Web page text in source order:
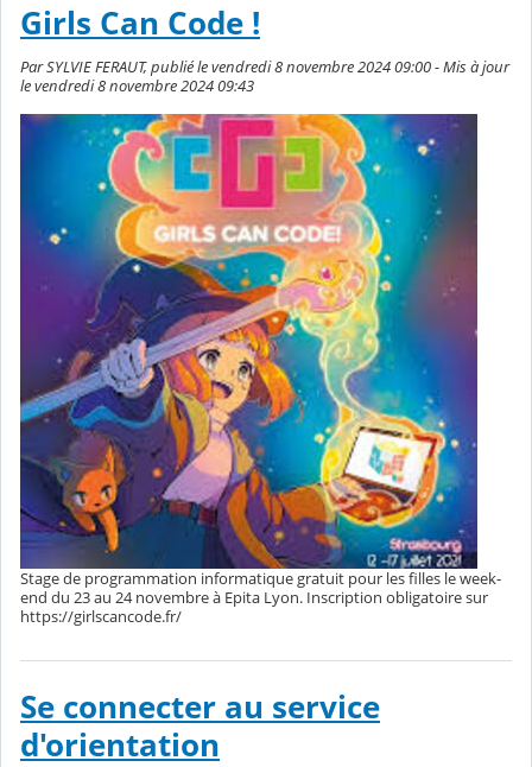
Girls Can Code !
Par SYLVIE FERAUT, publié le vendredi 8 novembre 2024 09:00 - Mis à jour
le vendredi 8 novembre 2024 09:43
Stage de programmation informatique gratuit pour les filles le week-
end du 23 au 24 novembre à Epita Lyon. Inscription obligatoire sur
https://girlscancode.fr/
Se connecter au service
d'orientation